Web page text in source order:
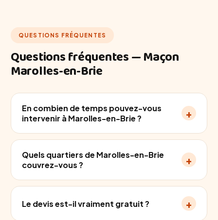
QUESTIONS FRÉQUENTES
Questions fréquentes — Maçon
Marolles-en-Brie
En combien de temps pouvez-vous
intervenir à Marolles-en-Brie ?
+
Quels quartiers de Marolles-en-Brie
couvrez-vous ?
+
Le devis est-il vraiment gratuit ? +